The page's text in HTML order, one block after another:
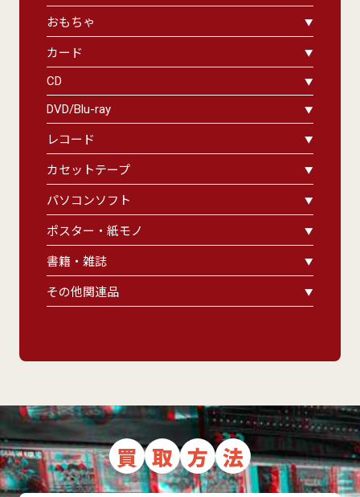
おもちゃ
カード
CD
DVD/Blu-ray
レコード
カセットテープ
パソコンソフト
ポスター・紙モノ
書籍・雑誌
その他関連品
買 取 方 法